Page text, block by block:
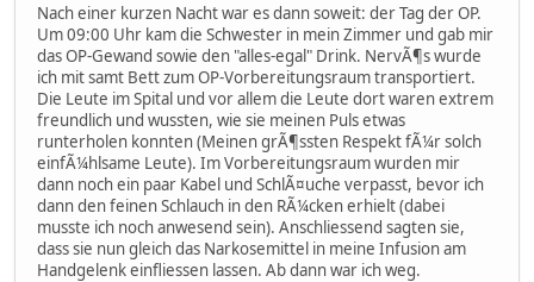
Nach einer kurzen Nacht war es dann soweit: der Tag der OP.
Um 09:00 Uhr kam die Schwester in mein Zimmer und gab mir
das OP-Gewand sowie den "alles-egal" Drink. NervÃ¶s wurde
ich mit samt Bett zum OP-Vorbereitungsraum transportiert.
Die Leute im Spital und vor allem die Leute dort waren extrem
freundlich und wussten, wie sie meinen Puls etwas
runterholen konnten (Meinen grÃ¶ssten Respekt fÃ¼r solch
einfÃ¼hlsame Leute). Im Vorbereitungsraum wurden mir
dann noch ein paar Kabel und SchlÃ¤uche verpasst, bevor ich
dann den feinen Schlauch in den RÃ¼cken erhielt (dabei
musste ich noch anwesend sein). Anschliessend sagten sie,
dass sie nun gleich das Narkosemittel in meine Infusion am
Handgelenk einfliessen lassen. Ab dann war ich weg.